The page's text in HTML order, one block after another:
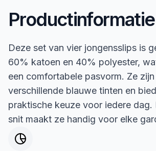
Productinformatie
Deze set van vier jongensslips is
60% katoen en 40% polyester,
een comfortabele pasvorm. Ze
verschillende blauwe tinten en
praktische keuze voor iedere dag.
snit maakt ze handig voor elke